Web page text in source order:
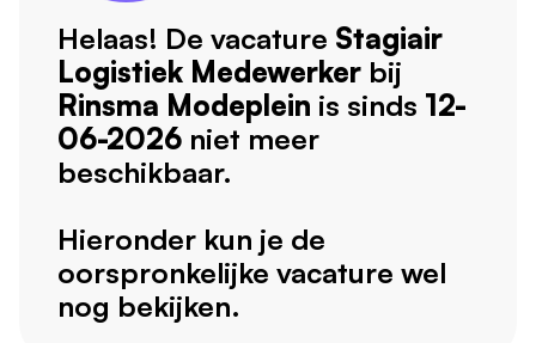
Helaas! De vacature Stagiair
Logistiek Medewerker bij
Rinsma Modeplein is sinds 12-
06-2026 niet meer
beschikbaar.
Hieronder kun je de
oorspronkelijke vacature wel
nog bekijken.